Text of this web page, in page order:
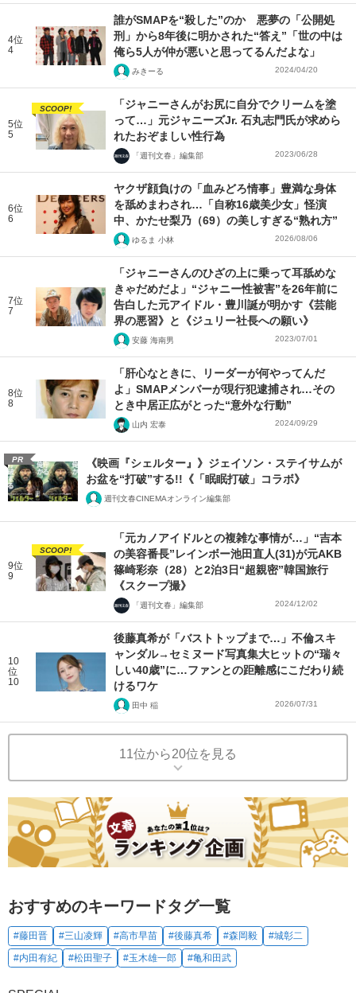
4位
4
誰がSMAPを“殺した”のか 悪夢の「公開処
刑」から8年後に明かされた“答え”「世の中は
俺ら5人が仲が悪いと思ってるんだよな」
みきーる 2024/04/20
5位
5
SCOOP!
「ジャニーさんがお尻に自分でクリームを塗
って…」元ジャニーズJr. 石丸志門氏が求めら
れたおぞましい性行為
「週刊文春」編集部 2023/06/28
6位
6
ヤクザ顔負けの「血みどろ情事」豊満な身体
を舐めまわされ…「自称16歳美少女」怪演
中、かたせ梨乃（69）の美しすぎる“熟れ方”
ゆるま 小林 2026/08/06
7位
7
「ジャニーさんのひざの上に乗って耳舐めな
きゃだめだよ」“ジャニー性被害”を26年前に
告白した元アイドル・豊川誕が明かす《芸能
界の悪習》と《ジュリー社長への願い》
安藤 海南男 2023/07/01
8位
8
「肝心なときに、リーダーが何やってんだ
よ」SMAPメンバーが現行犯逮捕され…その
とき中居正広がとった“意外な行動”
山内 宏泰 2024/09/29
PR
《映画『シェルター』》ジェイソン・ステイサムが
お盆を“打破”する!!《「眠眠打破」コラボ》
週刊文春CINEMAオンライン編集部
9位
9
SCOOP!
「元カノアイドルとの複雑な事情が…」“吉本
の美容番長”レインボー池田直人(31)が元AKB
篠崎彩奈（28）と2泊3日“超親密”韓国旅行
《スクープ撮》
「週刊文春」編集部 2024/12/02
10
位
10
後藤真希が「バストトップまで…」不倫スキ
ャンダル→セミヌード写真集大ヒットの“瑞々
しい40歳”に…ファンとの距離感にこだわり続
けるワケ
田中 稲 2026/07/31
11位から20位を見る
おすすめのキーワードタグ一覧
#藤田晋 #三山凌輝 #高市早苗 #後藤真希 #森岡毅
#城彰二
#内田有紀
#松田聖子 #玉木雄一郎 #亀和田武